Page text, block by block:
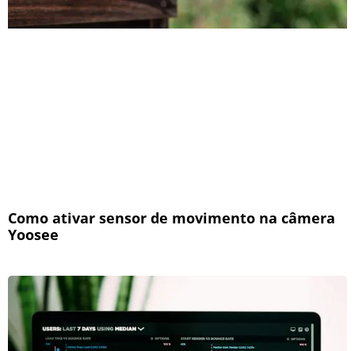
Como ativar sensor de movimento na câmera
Yoosee